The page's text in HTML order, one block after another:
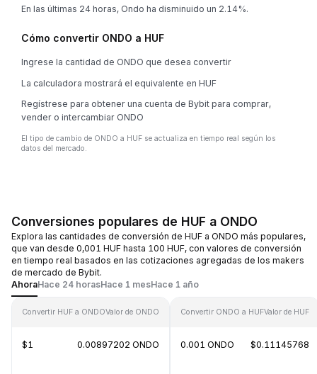
En las últimas 24 horas, Ondo ha disminuido un 2.14%.
Cómo convertir ONDO a HUF
Ingrese la cantidad de ONDO que desea convertir
La calculadora mostrará el equivalente en HUF
Regístrese para obtener una cuenta de Bybit para comprar,
vender o intercambiar ONDO
El tipo de cambio de ONDO a HUF se actualiza en tiempo real según los
datos del mercado.
Conversiones populares de HUF a ONDO
Explora las cantidades de conversión de HUF a ONDO más populares,
que van desde 0,001 HUF hasta 100 HUF, con valores de conversión
en tiempo real basados en las cotizaciones agregadas de los makers
de mercado de Bybit.
AhoraHace 24 horasHace 1 mesHace 1 año
Convertir HUF a ONDOValor de ONDO
$1 0.00897202 ONDO
Convertir ONDO a HUFValor de HUF
0.001 ONDO $0.11145768